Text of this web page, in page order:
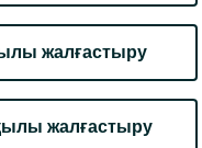
жалғастыру
жалғастыру